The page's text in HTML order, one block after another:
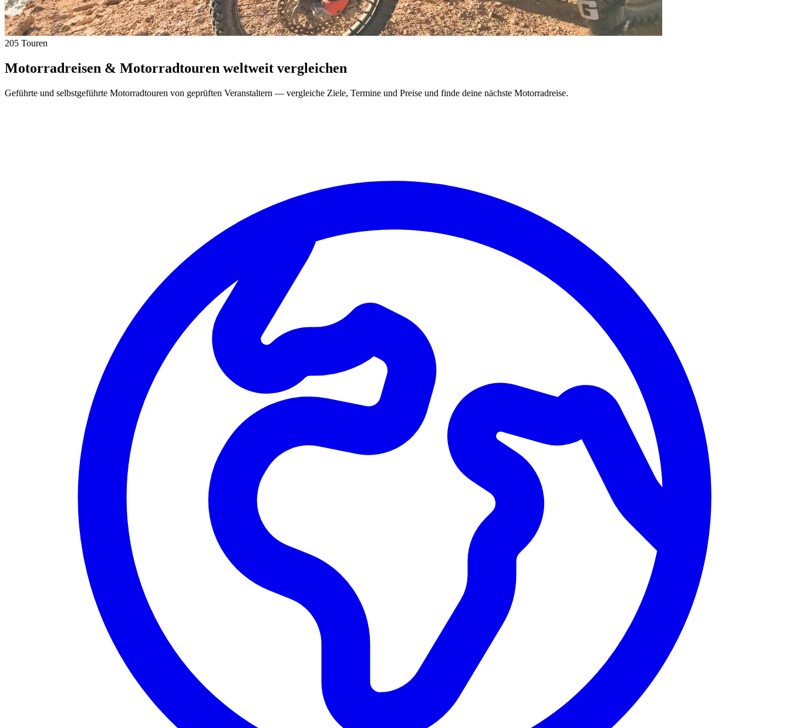
205 Touren
Motorradreisen & Motorradtouren weltweit vergleichen
Geführte und selbstgeführte Motorradtouren von geprüften Veranstaltern — vergleiche Ziele, Termine und Preise und finde deine nächste Motorradreise.